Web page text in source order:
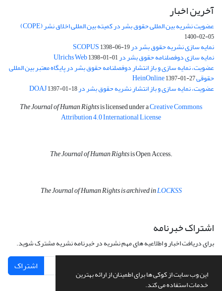
این وب سایت از کوکی ها برای اطمینان از ارائه بهترین
خدمات استفاده می کند.
آخرین اخبار
عضویت نشریه بین المللی حقوق بشر در کمیته بین المللی اخلاق نشر (COPE)
1400-02-05
نمایه سازی نشریه حقوق بشر در SCOPUS1398-06-19
نمایه سازی دوفصلنامه حقوق بشر در Ulrichs Web1398-01-01
عضویت، نمایه سازی و باز انتشار دوفصلنامه حقوق بشر در پایگاه معتبر بین المللی
حقوقی HeinOnline1397-01-27
عضویت، نمایه سازی و باز انتشار نشریه حقوق بشر در DOAJ1397-01-18
The Journal of Human Rightsis licensed under aCreative Commons
Attribution 4.0 International License
The Journal of Human Rightsis Open Access.
The Journal of Human Rights is archived inLOCKSS
اشتراک خبرنامه
برای دریافت اخبار و اطلاعیه های مهم نشریه در خبرنامه نشریه مشترک شوید.
اشتراک